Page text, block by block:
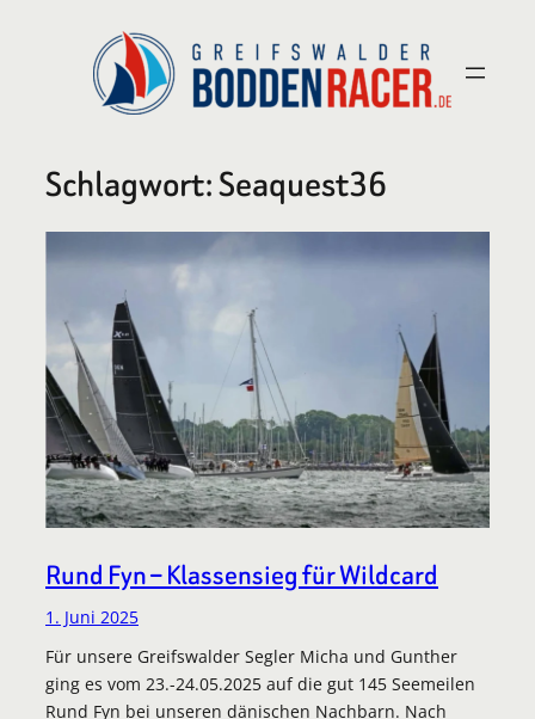
Schlagwort:Seaquest36
Rund Fyn – Klassensieg für Wildcard
1. Juni 2025
Für unsere Greifswalder Segler Micha und Gunther
ging es vom 23.-24.05.2025 auf die gut 145 Seemeilen
Rund Fyn bei unseren dänischen Nachbarn. Nach